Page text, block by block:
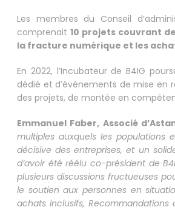
Les membres du Conseil
comprenait 10 projets couvrant
la fracture numérique et les
En 2022, l’Incubateur de B4IG
dédié et d’événements de mise
des projets, de montée en
Emmanuel Faber, Associé
multiples auxquels les
décisive des entreprises, et un
d’avoir été réélu co-président de
plusieurs discussions fructueuses
le soutien aux personnes en
achats inclusifs, Recommandations